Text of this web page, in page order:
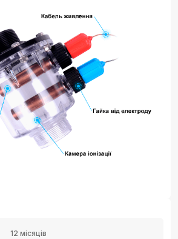
12 місяців